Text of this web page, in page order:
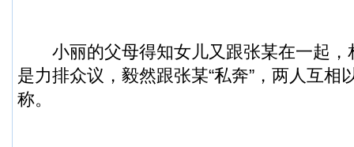
小丽的父母得知女儿又跟张某在一起，
是力排众议，毅然跟张某“私奔”，两人互相
称。